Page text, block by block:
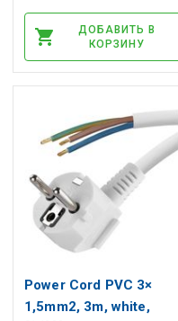
ДОБАВИТЬ В
КОРЗИНУ
Power Cord PVC 3×
1,5mm2, 3m, white,